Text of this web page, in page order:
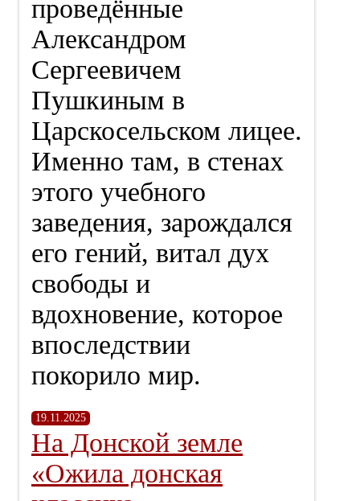
проведённые
Александром
Сергеевичем
Пушкиным в
Царскосельском лицее.
Именно там, в стенах
этого учебного
заведения, зарождался
его гений, витал дух
свободы и
вдохновение, которое
впоследствии
покорило мир.
19.11.2025
На Донской земле
«Ожила донская